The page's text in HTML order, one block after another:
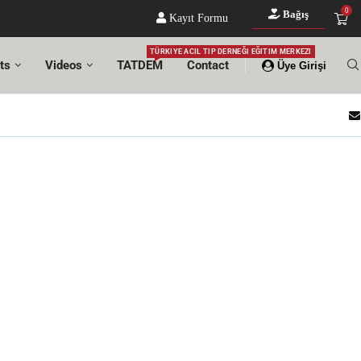
Kayıt Formu Bağış 0
Videos TATDEM
TÜRKIYE ACIL TIP DERNEĞI EĞITIM MERKEZI
Contact Üye Girişi